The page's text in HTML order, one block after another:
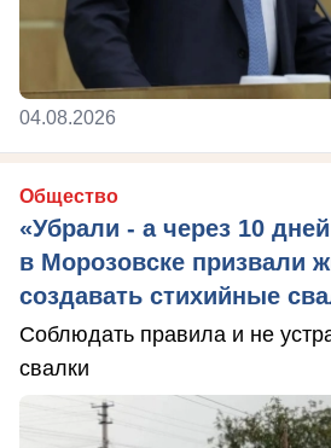
04.08.2026
Общество
«Убрали - а через 10
в Морозовске призвали
создавать стихийные
Соблюдать правила и не
свалки